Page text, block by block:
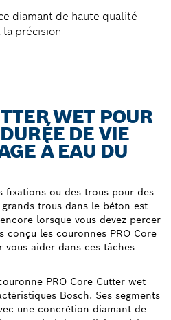
diamant de haute qualité
précision
WET POUR
DE VIE
À EAU DU
fixations ou des trous pour des
trous dans le béton est
lorsque vous devez percer
conçu les couronnes PRO Core
vous aider dans ces tâches
PRO Core Cutter wet
Bosch. Ses segments
une concrétion diamant de